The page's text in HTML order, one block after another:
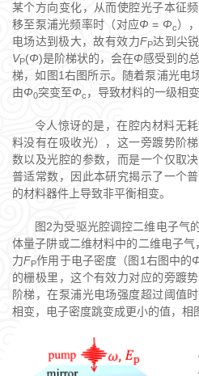
某个方向变化，从而使腔光子本征
移至泵浦光频率时（对应Φ= Φc）
电场达到极大，故有效力FP达到尖
VP(Φ)是阶梯状的，会在Φ感受到的
梯，如图1右图所示。随着泵浦光电
由Φ0突变至Φc ，导致材料的一级相变
令人惊讶的是，在腔内材料无
料没有在吸收光），这一旁踱势阶
数以及光腔的参数，而是一个仅取
普适常数，因此本研究揭示了一个
的材料器件上导致非平衡相变。
图2为受驱光腔调控二维电子气
体量子阱或二维材料中的二维电子
力FP作用于电子密度（图1右图中的
的栅极里，这个有效力对应的旁踱
阶梯，在泵浦光电场强度超过阈值
相变，电子密度跳变成更小的值，相